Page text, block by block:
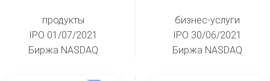
продукты
IPO 01/07/2021
Биржа NASDAQ
бизнес-услуги
IPO 30/06/2021
Биржа NASDAQ